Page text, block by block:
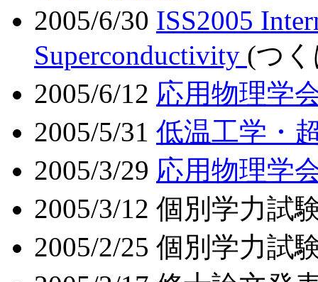
2005/6/30 ISS2005
Superconductivity (つ
2005/6/12 応用物理学
2005/5/31 低温工学・
2005/3/29 応用物理学
2005/3/12 個別学力試
2005/2/25 個別学力試